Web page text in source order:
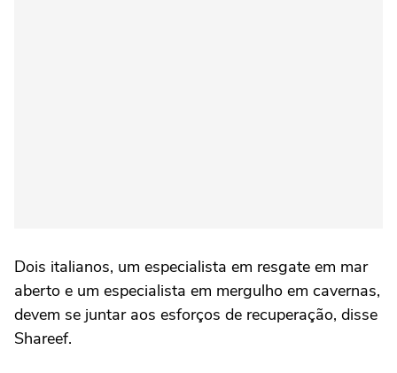
Dois italianos, um especialista em resgate em mar
aberto e um especialista em mergulho em cavernas,
devem se juntar aos esforços de recuperação, disse
Shareef.